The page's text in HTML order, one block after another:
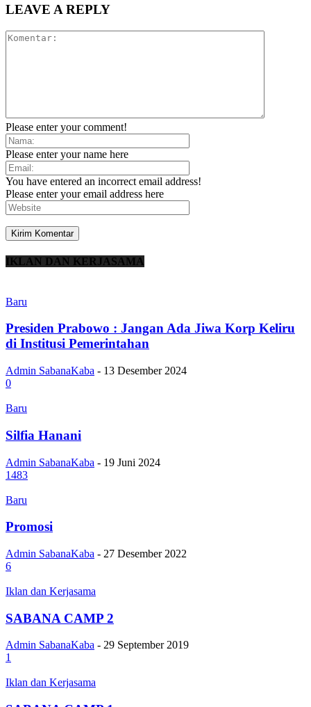
LEAVE A REPLY
Please enter your comment!
Please enter your name here
You have entered an incorrect email address!
Please enter your email address here
IKLAN DAN KERJASAMA
Baru
Presiden Prabowo : Jangan Ada Jiwa Korp Keliru
di Institusi Pemerintahan
Admin SabanaKaba - 13 Desember 2024
0
Baru
Silfia Hanani
Admin SabanaKaba - 19 Juni 2024
1483
Baru
Promosi
Admin SabanaKaba - 27 Desember 2022
6
Iklan dan Kerjasama
SABANA CAMP 2
Admin SabanaKaba - 29 September 2019
1
Iklan dan Kerjasama